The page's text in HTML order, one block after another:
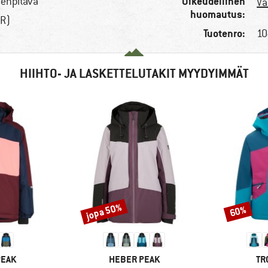
huomautus:
Tuotenro:
HIIHTO- JA LASKETTELUTAKIT MYYDYIMMÄT
MERKKI
HEBER PEAK
Alennus
jopa 50% Alennus
60%